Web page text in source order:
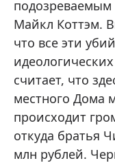
подозреваемым
Майкл Коттэм.
что все эти
считает, что
местного Дома
происходит
откуда братья
млн рублей.